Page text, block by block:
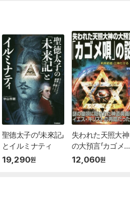
聖德太子の「未來記」
とイルミナティ
19,290원
失われた天照大神
の大預言「カゴメ唄」
の謎
12,060원